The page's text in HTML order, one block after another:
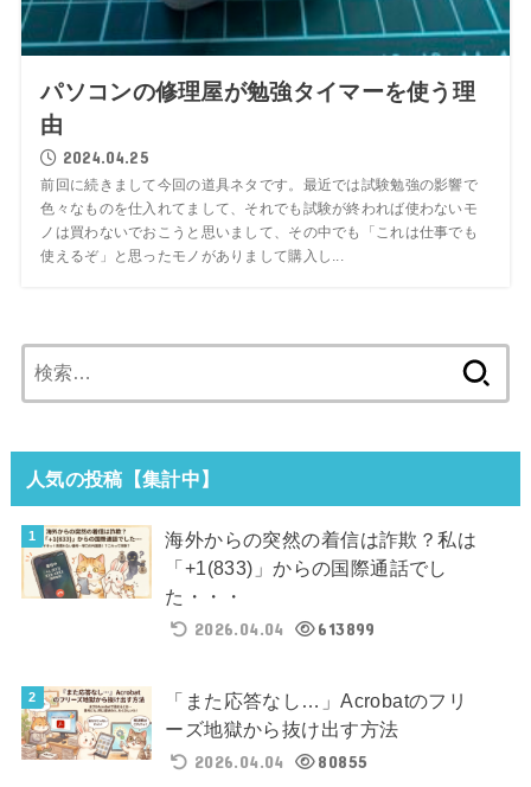
パソコンの修理屋が勉強タイマーを使う理
由
2024.04.25
前回に続きまして今回の道具ネタです。最近では試験勉強の影響で
色々なものを仕入れてまして、それでも試験が終われば使わないモ
ノは買わないでおこうと思いまして、その中でも「これは仕事でも
使えるぞ」と思ったモノがありまして購入し...
索:
人気の投稿【集計中】
海外からの突然の着信は詐欺？私は
「+1(833)」からの国際通話でし
た・・・
2026.04.04
613899
「また応答なし…」Acrobatのフリ
ーズ地獄から抜け出す方法
2026.04.04
80855